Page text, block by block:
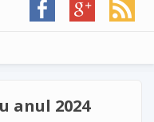
anul 2024